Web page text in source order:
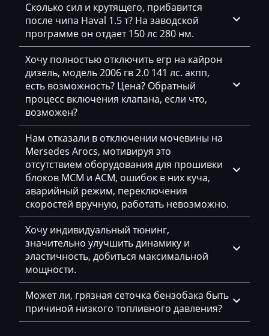
Freightliner
Furukawa
GAC
Geely
Gehl
Genie
Genset
GMC
Great Wall
Grove
Groz
Hafei
Haima
Hamm
Сколько сил и крутящего, прибавится
после чипа Haval 1.5 т? На заводской
программе он отдает 150 лс 280 нм.
Хочу полностью отключить егр на кайрон
дизель, модель 2006 гв 2.0 141 лс. акпп,
есть возможность? Цена? Обратный
процесс включения клапана, если что,
возможен?
Нам отказали в отключении мочевины на
Mersedes Arocs, мотивируя это
отсутствием оборудования для прошивки
блоков MCM и ACM, ошибок в них куча,
аварийный режим, переключения
скоростей вручную, работать невозможно.
Хочу индивидуальный тюнинг,
значительно улучшить динамику и
эластичность, добиться максимальной
мощности.
Может ли, грязная сеточка бензобака быть
причиной низкого топливного давления?